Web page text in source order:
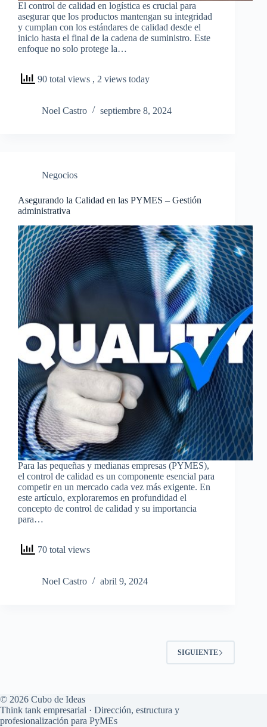
El control de calidad en logística es crucial para
asegurar que los productos mantengan su integridad
y cumplan con los estándares de calidad desde el
inicio hasta el final de la cadena de suministro. Este
enfoque no solo protege la…
90 total views , 2 views today
Noel Castro septiembre 8, 2024
Negocios
Asegurando la Calidad en las PYMES – Gestión
administrativa
Para las pequeñas y medianas empresas (PYMES),
el control de calidad es un componente esencial para
competir en un mercado cada vez más exigente. En
este artículo, exploraremos en profundidad el
concepto de control de calidad y su importancia
para…
70 total views
Noel Castro abril 9, 2024
SIGUIENTE
© 2026 Cubo de Ideas
Think tank empresarial · Dirección, estructura y
profesionalización para PyMEs